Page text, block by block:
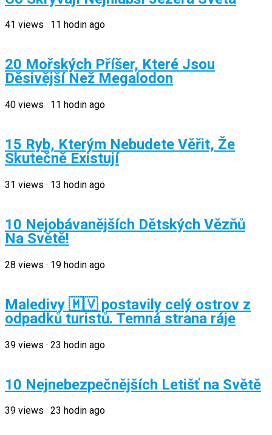
41 views · 11 hodin ago
20 Mořských Příšer, Které Jsou
Děsivější Než Megalodon
40 views · 11 hodin ago
15 Ryb, Kterým Nebudete Věřit, Že
Skutečně Existují
31 views · 13 hodin ago
10 Nejobávanějších Dětských Vězňů
Na Světě!
28 views · 19 hodin ago
Maledivy 🇲🇻 postavily celý ostrov z
odpadků turistů. Temná strana ráje
39 views · 23 hodin ago
10 Nejnebezpečnějších Letišť na Světě
39 views · 23 hodin ago